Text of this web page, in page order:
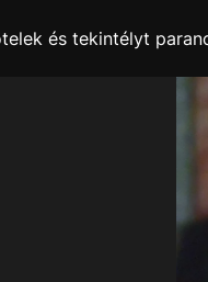
és tekintélyt